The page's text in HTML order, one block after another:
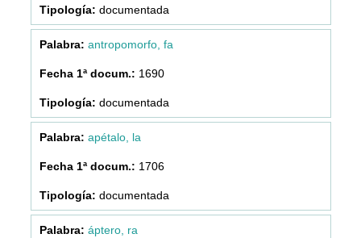
documentada
antropomorfo, fa
1690
documentada
apétalo, la
1706
documentada
áptero, ra